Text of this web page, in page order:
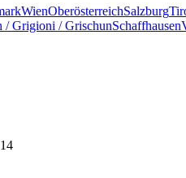
WienOberösterreichSalzburg
/ Grigioni / GrischunSchaffhausen